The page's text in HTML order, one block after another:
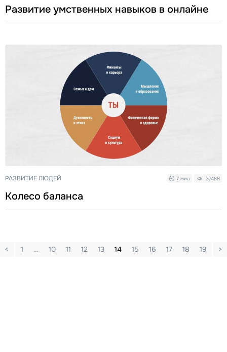
Развитие умственных навыков в онлайне
РАЗВИТИЕ ЛЮДЕЙ 7 мин 37488
Колесо баланса
< 1 … 10 11 12 13 14 15 16 17 18 19 >